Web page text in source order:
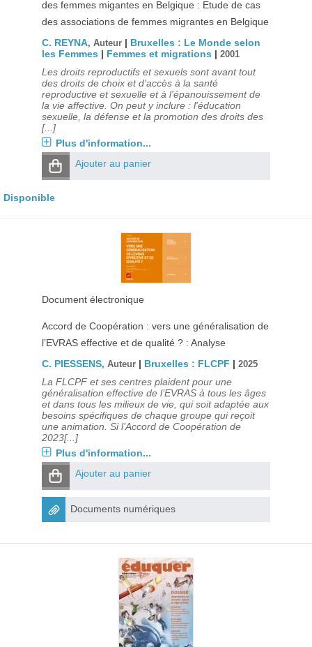
des femmes migantes en Belgique : Etude de cas
des associations de femmes migrantes en Belgique
C. REYNA, Auteur | Bruxelles : Le Monde selon
les Femmes | Femmes et migrations | 2001
Les droits reproductifs et sexuels sont avant tout
des droits de choix et d'accès à la santé
reproductive et sexuelle et à l'épanouissement de
la vie affective. On peut y inclure : l'éducation
sexuelle, la défense et la promotion des droits des
[...]
Plus d'information...
Ajouter au panier
Disponible
Document électronique
Accord de Coopération : vers une généralisation de
l’EVRAS effective et de qualité ? : Analyse
C. PIESSENS, Auteur | Bruxelles : FLCPF | 2025
La FLCPF et ses centres plaident pour une
généralisation effective de l’EVRAS à tous les âges
et dans tous les milieux de vie, qui soit adaptée aux
besoins spécifiques de chaque groupe qui reçoit
une animation. Si l’Accord de Coopération de
2023[...]
Plus d'information...
Ajouter au panier
Documents numériques